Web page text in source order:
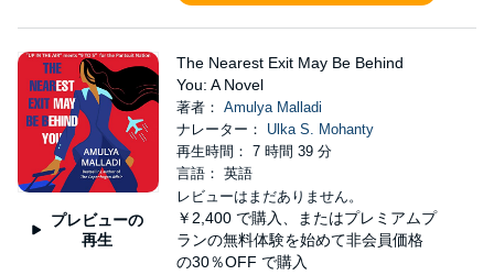
プレビューの
再生
The Nearest Exit May Be Behind
You: A Novel
著者： Amulya Malladi
ナレーター： Ulka S. Mohanty
再生時間： 7 時間 39 分
言語： 英語
レビューはまだありません。
￥2,400 で購入、またはプレミアムプ
ランの無料体験を始めて非会員価格
の30％OFF で購入